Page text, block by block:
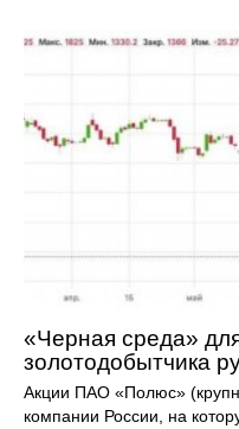
«Черная среда»
золотодобытчика
Акции ПАО «Полюс»
компании России, на